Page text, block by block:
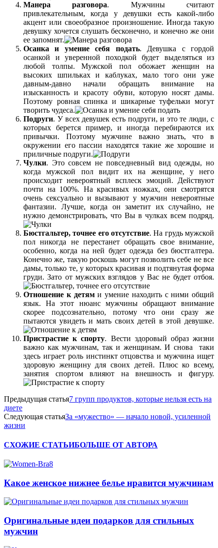
Манера разговора. Мужчины считают
привлекательным, когда у девушки есть какой-либо
акцент или своеобразное произношение. Иногда такую
девушку хочется слушать бесконечно, и конечно же они
ее запомнят.
Осанка и умение себя подать. Девушка с гордой
осанкой и уверенной походкой будет выделяться из
любой толпы. Мужской пол обожает женщин на
высоких шпильках и каблуках, мало того они уже
давным-давно начали обращать внимание на
изысканность и красоту обуви, которую носят дамы.
Поэтому ровная спинка и шикарные туфельки могут
творить чудеса.
Подруги. У всех девушек есть подруги, и это те люди, с
которых берется пример, и иногда перебираются их
привычки. Поэтому мужчине важно знать, что в
окружении его пассии находятся такие же хорошие и
приличные подруги.
Чулки. Это совсем не повседневный вид одежды, но
когда мужской пол видит их на женщине, у него
происходит невероятный всплеск эмоций. Действуют
почти на 100%. На красивых ножках, они смотрятся
очень сексуально и вызывают у мужчин невероятные
фантазии. Лучше, когда он заметит их случайно, не
нужно демонстрировать, что Вы в чулках всем подряд.
Бюстгальтер, точнее его отсутствие. На грудь мужской
пол никогда не перестанет обращать свое внимание,
особенно, когда на ней будет одежда без бюстгалтера.
Конечно же, такую роскошь могут позволить себе не все
дамы, только те, у которых красивая и подтянутая форма
груди. Зато от мужских взглядов у Вас не будет отбоя.
Отношение к детями умение находить с ними общий
язык. На этот нюанс мужчины обращают внимание
скорее подсознательно, потому что они сразу же
пытаются увидеть и мать своих детей в этой девушке.
Пристрастие к спорту. Вести здоровый образ жизни
важно как мужчинам, так и женщинам. И снова таки
здесь играет роль инстинкт отцовства и мужчина ищет
здоровую женщину для своих детей. Плюс ко всему,
занятия спортом влияют на внешность и фигуру.
Предыдущая статья7 групп продуктов, которые нельзя есть на
диете
Следующая статьяЗа «мужество» — начало новой, усиленной
жизни
СХОЖИЕ СТАТЬИБОЛЬШЕ ОТ АВТОРА
Какое женское нижнее белье нравится мужчинам
Оригинальные идеи подарков для стильных
мужчин